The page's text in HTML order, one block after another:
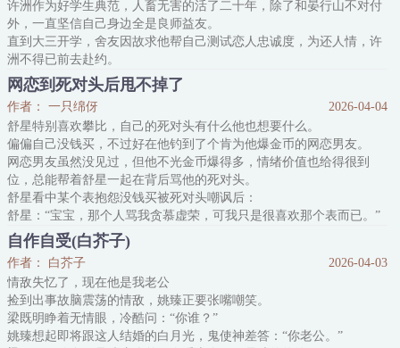
许洲作为好学生典范，人畜无害的活了二十年，除了和晏行山不对付
外，一直坚信自己身边全是良师益友。
直到大三开学，舍友因故求他帮自己测试恋人忠诚度，为还人情，许
洲不得已前去赴约。
哪想到了赴约地点，看到站在那等他的，竟是他的死对头晏行山！
许洲想起他和晏行山这两年的针锋相对，给舍友发了条消息：“这活
我接了。”
-
为防掉马，许洲特意用小号起了个假名加晏行山，打算拿到对方出轨
证据后让他在院里身败名裂。
于是许洲按照舍友
网恋到死对头后甩不掉了
作者： 一只绵伢
2026-04-04
舒星特别喜欢攀比，自己的死对头有什么他也想要什么。
偏偏自己没钱买，不过好在他钓到了个肯为他爆金币的网恋男友。
网恋男友虽然没见过，但他不光金币爆得多，情绪价值也给得很到
位，总能帮着舒星一起在背后骂他的死对头。
舒星看中某个表抱怨没钱买被死对头嘲讽后：
舒星：“宝宝，那个人骂我贪慕虚荣，可我只是很喜欢那个表而已。”
网恋对象迅速转来笔大额转账：“不知道我宝宝的时间是最珍贵的
吗？别管他说什么，买！”
舒星住不惯宿舍被死对头骂矫情后：
舒星：“宝宝，我只是睡不惯那么硬的床而已，这样也算矫情吗？”
自作自受(白芥子)
作者： 白芥子
2026-04-03
情敌失忆了，现在他是我老公
捡到出事故脑震荡的情敌，姚臻正要张嘴嘲笑。
梁既明睁着无情眼，冷酷问：“你谁？”
姚臻想起即将跟这人结婚的白月光，鬼使神差答：“你老公。”